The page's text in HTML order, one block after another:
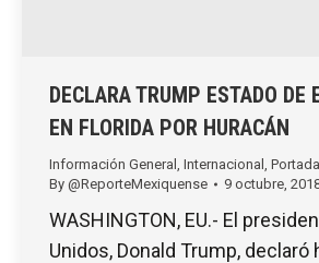
DECLARA TRUMP ESTADO DE
EN FLORIDA POR HURACÁN
Información General Internacional
Portada
By @ReporteMexiquense 9 octubre,
WASHINGTON, EU.- El
Unidos, Donald Trump, declaró